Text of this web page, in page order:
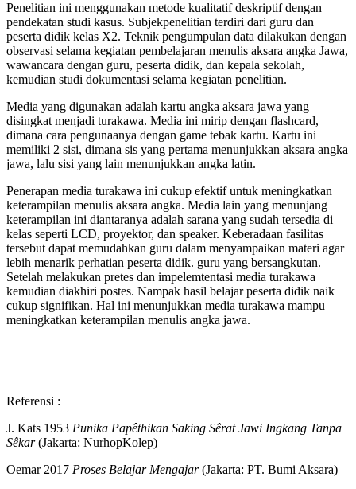
Penelitian ini menggunakan metode kualitatif deskriptif dengan
pendekatan studi kasus. Subjekpenelitian terdiri dari guru dan
peserta didik kelas X2. Teknik pengumpulan data dilakukan dengan
observasi selama kegiatan pembelajaran menulis aksara angka Jawa,
wawancara dengan guru, peserta didik, dan kepala sekolah,
kemudian studi dokumentasi selama kegiatan penelitian.
Media yang digunakan adalah kartu angka aksara jawa yang
disingkat menjadi turakawa. Media ini mirip dengan flashcard,
dimana cara pengunaanya dengan game tebak kartu. Kartu ini
memiliki 2 sisi, dimana sis yang pertama menunjukkan aksara angka
jawa, lalu sisi yang lain menunjukkan angka latin.
Penerapan media turakawa ini cukup efektif untuk meningkatkan
keterampilan menulis aksara angka. Media lain yang menunjang
keterampilan ini diantaranya adalah sarana yang sudah tersedia di
kelas seperti LCD, proyektor, dan speaker. Keberadaan fasilitas
tersebut dapat memudahkan guru dalam menyampaikan materi agar
lebih menarik perhatian peserta didik. guru yang bersangkutan.
Setelah melakukan pretes dan impelemtentasi media turakawa
kemudian diakhiri postes. Nampak hasil belajar peserta didik naik
cukup signifikan. Hal ini menunjukkan media turakawa mampu
meningkatkan keterampilan menulis angka jawa.
Referensi :
J. Kats 1953 Punika Papêthikan Saking Sêrat Jawi Ingkang Tanpa
Sêkar(Jakarta: NurhopKolep)
Oemar 2017 Proses Belajar Mengajar(Jakarta: PT. Bumi Aksara)